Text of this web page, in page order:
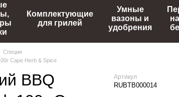
Комплектующие
для грилей
Умные
вазоны и
удобрения
Специи
Cape Herb & Spice
BBQ
Артикул
RUBTB000014